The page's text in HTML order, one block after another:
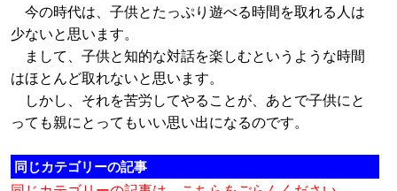
今の時代は、子供とたっぷり遊べる時間を取れる人は
少ないと思います。
まして、子供と知的な対話を楽しむというような時間
はほとんど取れないと思います。
しかし、それを苦労してやることが、あとで子供にと
っても親にとってもいい思い出になるのです。
同じカテゴリーの記事